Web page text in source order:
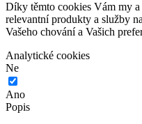
Díky těmto cookies Vám my
relevantní produkty a služby
Vašeho chování a Vašich
Analytické cookies
Ne
Ano
Popis